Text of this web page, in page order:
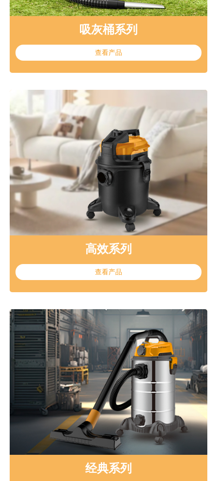
吸灰桶系列
查看产品
高效系列
查看产品
经典系列
登
录